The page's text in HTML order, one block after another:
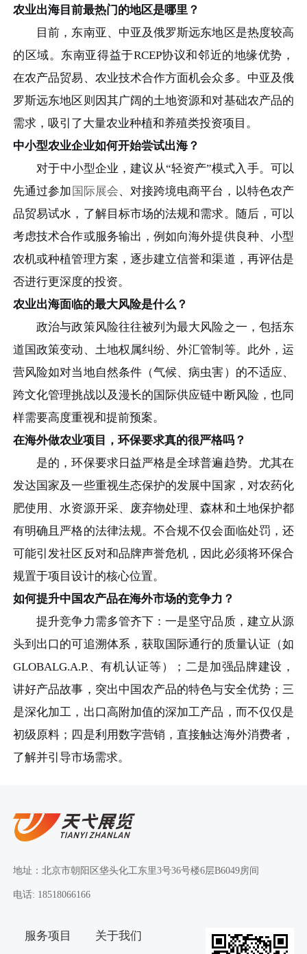
农业出海目前最热门的地区是哪里？
目前，东南亚、中亚及俄罗斯远东地区是热度较高
的区域。东南亚得益于RCEP协议和邻近的地缘优势，
在农产品贸易、农业技术合作方面机会众多。中亚及俄
罗斯远东地区则因其广阔的土地资源和对基础农产品的
需求，吸引了大量农业种植和养殖类投资项目。
中小型农业企业如何开始尝试出海？
对于中小型企业，建议从“轻资产”模式入手。可以
先通过参加 国际展会、对接跨境电商平台，以特色农产
品贸易试水，了解目标市场的法规和需求。随后，可以
考虑技术合作或服务输出，例如向海外提供良种、小型
农机或种植管理方案，逐步建立信誉和渠道，再评估是
否进行更深度的投资。
农业出海面临的最大风险是什么？
政治与政策风险往往被列为最大风险之一，包括东
道国政策变动、土地权属纠纷、外汇管制等。此外，运
营风险如对当地自然条件（气候、病虫害）的不适应、
跨文化管理挑战以及漫长的国际供应链中断风险，也同
样需要高度重视和提前预案。
在海外做农业项目，环保要求真的很严格吗？
是的，环保要求日益严格是全球普遍趋势。尤其在
发达国家及一些重视生态保护的发展中国家，对农药化
肥使用、水资源开采、废弃物处理、森林和土地保护都
有明确且严格的法律法规。不合规不仅会面临处罚，还
可能引发社区反对和品牌声誉危机，因此必须将环保合
规置于项目设计的核心位置。
如何提升中国农产品在海外市场的竞争力？
提升竞争力需多管齐下：一是坚守品质，建立从源
头到出口的可追溯体系，获取国际通行的质量认证（如
GLOBALG.A.P.、有机认证等）；二是加强品牌建设，
讲好产品故事，突出中国农产品的特色与安全优势；三
是深化加工，出口高附加值的深加工产品，而不仅仅是
初级原料；四是利用数字营销，直接触达海外消费者，
了解并引导市场需求。
地址：北京市朝阳区垡头化工东里3号36号楼6层B6049房间
电话: 18518066166
服务项目 关于我们